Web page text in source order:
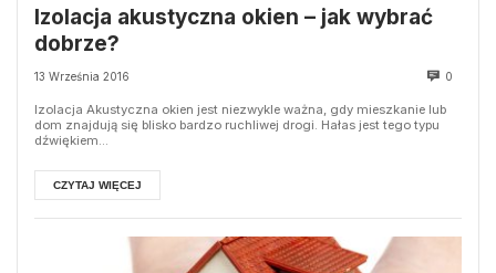
Izolacja akustyczna okien – jak wybrać
dobrze?
13 Września 2016 0
Izolacja Akustyczna okien jest niezwykle ważna, gdy mieszkanie lub
dom znajdują się blisko bardzo ruchliwej drogi. Hałas jest tego typu
dźwiękiem...
CZYTAJ WIĘCEJ